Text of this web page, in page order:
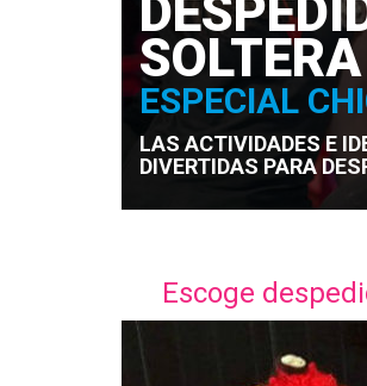
ESPECIAL
LAS ACTIVIDADES E
DIVERTIDAS PARA
Escoge